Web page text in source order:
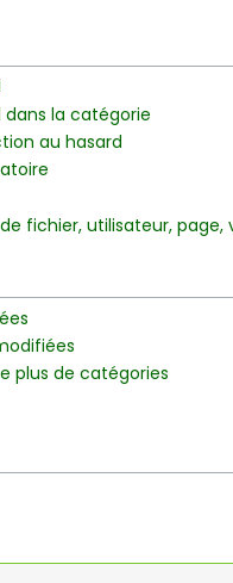
dans la catégorie
au hasard
fichier, utilisateur, page,
plus de catégories